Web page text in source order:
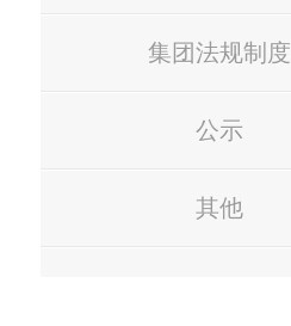
集团法规制度
公示
其他